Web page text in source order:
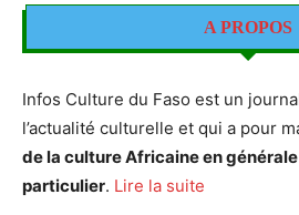
A PROPOS
Infos Culture du Faso est un
l’actualité culturelle et qui a pour
de la culture Africaine en
particulier. Lire la suite